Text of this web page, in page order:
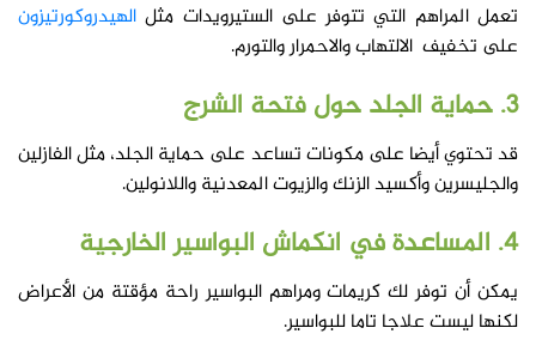
تعمل المراهم التي تتوفر على الستيرويدات مثلالهيدروكورتيزون
على تخفيف الالتهاب والاحمرار والتورم.
3. حماية الجلد حول فتحة الشرج
قد تحتوي أيضا على مكونات تساعد على حماية الجلد، مثل الفازلين
والجليسرين وأكسيد الزنك والزيوت المعدنية واللانولين.
4. المساعدة في انكماش البواسير الخارجية
يمكن أن توفر لك كريمات ومراهم البواسير راحة مؤقتة من الأعراض
لكنها ليست علاجا تاما للبواسير.